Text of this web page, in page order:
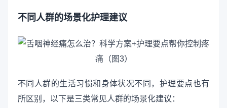
不同人群的场景化护理建议
不同人群的生活习惯和身体状况不同，护理要点也有
所区别，以下是三类常见人群的场景化建议：